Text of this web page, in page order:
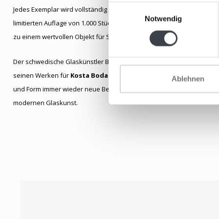
Notwendig
Ablehnen
Jedes Exemplar wird vollständig von Hand in der Glasbläserei von
limitierten Auflage von 1.000 Stück herausgegeben. Dies macht das
zu einem wertvollen Objekt für Sammler*- und Liebhaber*innen
Der schwedische Glaskünstler Bertil Vallien ist weltweit für seine
seinen Werken für Kosta Boda fängt er menschliche Emotionen
und Form immer wieder neue Bedeutungsebenen offenbaren.
modernen Glaskunst.